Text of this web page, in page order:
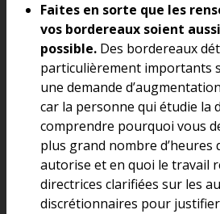
Faites en sorte que les
vos bordereaux soient
possible.Des bordereaux
particulièrement importants
une demande
car la personne qui étudie la
comprendre pourquoi vous
plus grand nombre d’heures
autorise et en quoi le travail
directrices clarifiées sur les
discrétionnaires pour